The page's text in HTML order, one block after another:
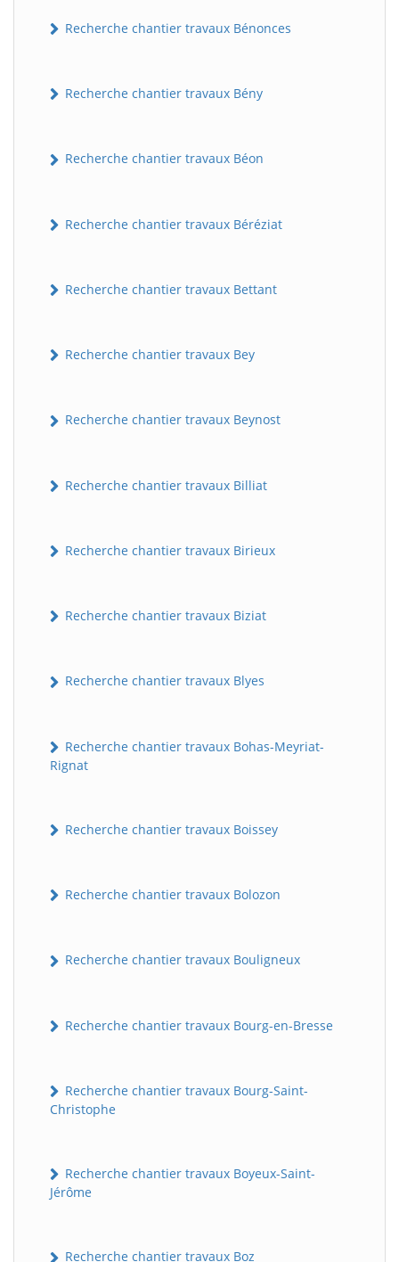
Recherche chantier travaux Bénonces
Recherche chantier travaux Bény
Recherche chantier travaux Béon
Recherche chantier travaux Béréziat
Recherche chantier travaux Bettant
Recherche chantier travaux Bey
Recherche chantier travaux Beynost
Recherche chantier travaux Billiat
Recherche chantier travaux Birieux
Recherche chantier travaux Biziat
Recherche chantier travaux Blyes
Recherche chantier travaux Bohas-Meyriat-
Rignat
Recherche chantier travaux Boissey
Recherche chantier travaux Bolozon
Recherche chantier travaux Bouligneux
Recherche chantier travaux Bourg-en-Bresse
Recherche chantier travaux Bourg-Saint-
Christophe
Recherche chantier travaux Boyeux-Saint-
Jérôme
Recherche chantier travaux Boz